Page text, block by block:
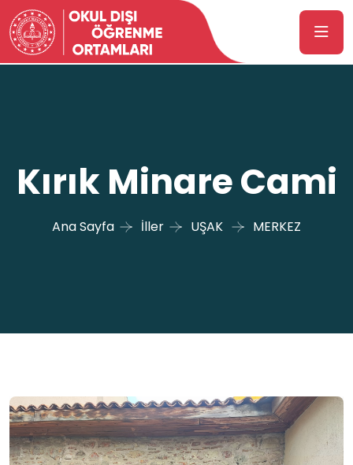
Kırık Minare Cami
Ana Sayfa İller UŞAK MERKEZ